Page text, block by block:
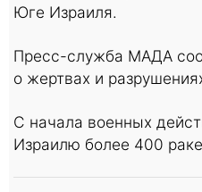
Юге Израиля.
Пресс-служба МАДА
о жертвах и
С начала военных
Израилю более 400